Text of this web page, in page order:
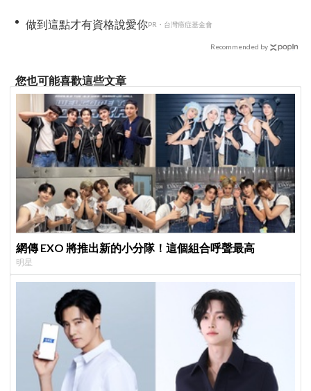
做到這點才有資格說愛你PR・台灣癌症基金會
Recommended by
您也可能喜歡這些文章
網傳 EXO 將推出新的小分隊！這個組合呼聲最高
明星